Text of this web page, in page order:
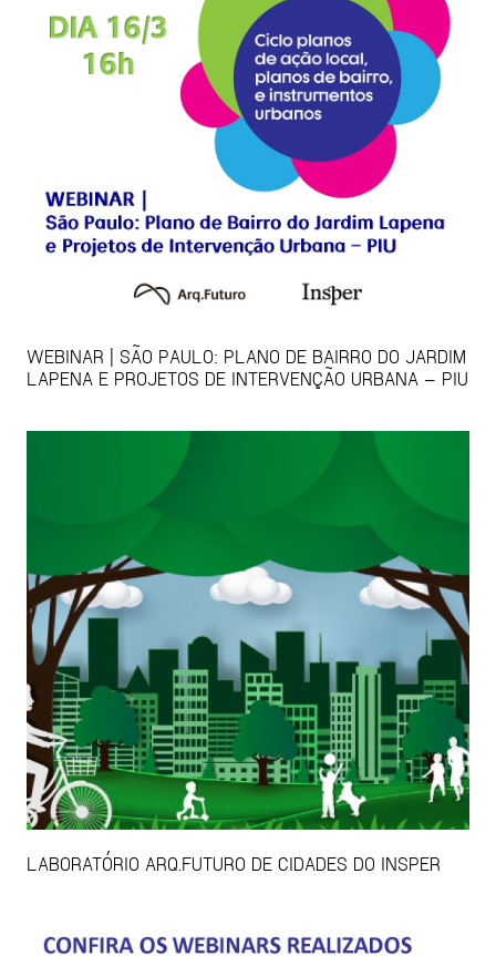
WEBINAR | SÃO PAULO: PLANO DE BAIRRO DO JARDIM
LAPENA E PROJETOS DE INTERVENÇÃO URBANA – PIU
LABORATÓRIO ARQ.FUTURO DE CIDADES DO INSPER